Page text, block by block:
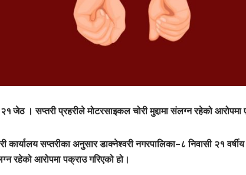
जेठ । सप्तरी प्रहरीले मोटरसाइकल चोरी मुद्दामा संलग्न रहेको
कार्यालय सप्तरीका अनुसार डाक्नेश्वरी नगरपालिका–८ निवासी २१
रहेको आरोपमा पक्राउ गरिएको हो।